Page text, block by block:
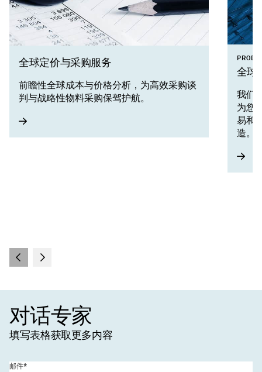
全球定价与采购服务
前瞻性全球成本与价格分析，为高效采购谈
判与战略性物料采购保驾护航。
全球
我们
为您
易和
造。
对话专家
填写表格获取更多内容
邮件*